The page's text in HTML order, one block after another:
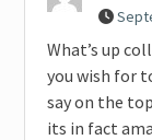
What’s up
you wish for
say on the
its in fact